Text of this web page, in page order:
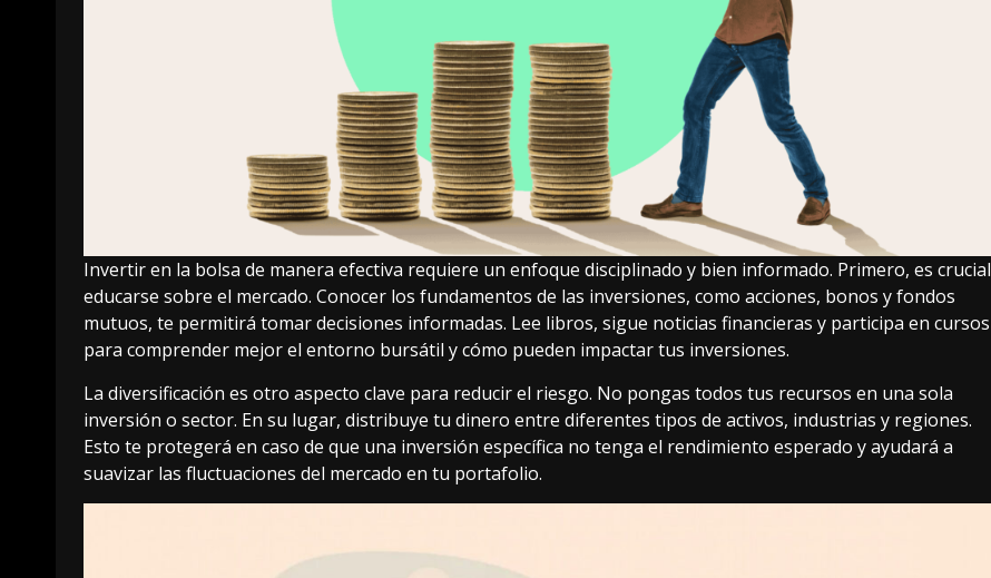
Invertir en la bolsa de manera efectiva requiere un enfoque disciplinado y bien informado. Primero, es crucial
educarse sobre el mercado. Conocer los fundamentos de las inversiones, como acciones, bonos y fondos
mutuos, te permitirá tomar decisiones informadas. Lee libros, sigue noticias financieras y participa en cursos
para comprender mejor el entorno bursátil y cómo pueden impactar tus inversiones.
La diversificación es otro aspecto clave para reducir el riesgo. No pongas todos tus recursos en una sola
inversión o sector. En su lugar, distribuye tu dinero entre diferentes tipos de activos, industrias y regiones.
Esto te protegerá en caso de que una inversión específica no tenga el rendimiento esperado y ayudará a
suavizar las fluctuaciones del mercado en tu portafolio.